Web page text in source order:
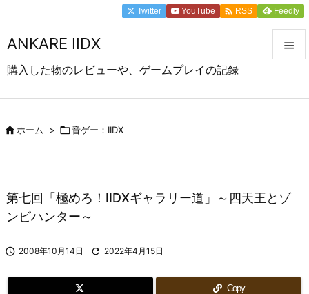
ANKARE IIDX
購入した物のレビューや、ゲームプレイの記録

検索
Twitter YouTube  RSS Feedly
ホーム > 音ゲー：IIDX
第七回「極めろ！IIDXギャラリー道」～四天王とゾ
ンビハンター～
 2008年10月14日  2022年4月15日
Copy